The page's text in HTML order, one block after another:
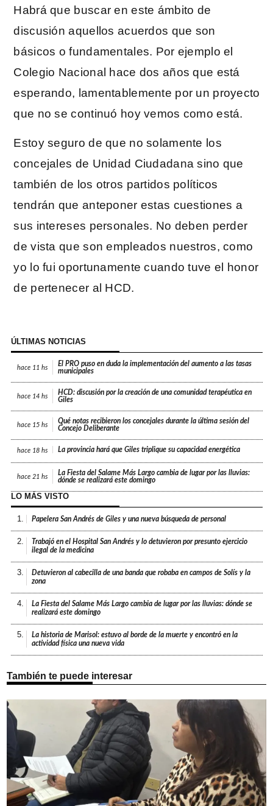
Habrá que buscar en este ámbito de
discusión aquellos acuerdos que son
básicos o fundamentales. Por ejemplo el
Colegio Nacional hace dos años que está
esperando, lamentablemente por un proyecto
que no se continuó hoy vemos como está.
Estoy seguro de que no solamente los
concejales de Unidad Ciudadana sino que
también de los otros partidos políticos
tendrán que anteponer estas cuestiones a
sus intereses personales. No deben perder
de vista que son empleados nuestros, como
yo lo fui oportunamente cuando tuve el honor
de pertenecer al HCD.
ÚLTIMAS NOTICIAS
hace 11 hs
El PRO puso en duda la implementación del aumento a las tasas
municipales
hace 14 hs
HCD: discusión por la creación de una comunidad terapéutica en
Giles
hace 15 hs
Qué notas recibieron los concejales durante la última sesión del
Concejo Deliberante
hace 18 hs La provincia hará que Giles triplique su capacidad energética
hace 21 hs
La Fiesta del Salame Más Largo cambia de lugar por las lluvias:
dónde se realizará este domingo
LO MÁS VISTO
1. Papelera San Andrés de Giles y una nueva búsqueda de personal
2.
Trabajó en el Hospital San Andrés y lo detuvieron por presunto ejercicio
ilegal de la medicina
3.
Detuvieron al cabecilla de una banda que robaba en campos de Solís y la
zona
4.
La Fiesta del Salame Más Largo cambia de lugar por las lluvias: dónde se
realizará este domingo
5.
La historia de Marisol: estuvo al borde de la muerte y encontró en la
actividad física una nueva vida
También te puede interesar